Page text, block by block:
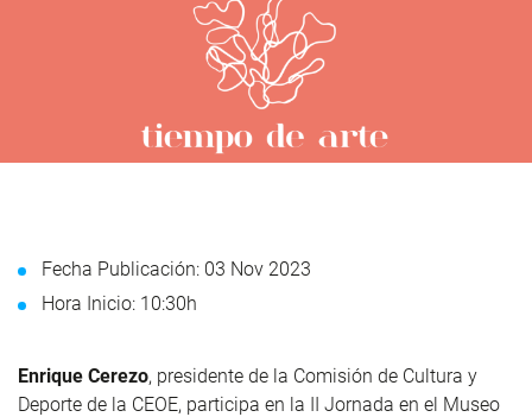
Fecha Publicación: 03 Nov 2023
Hora Inicio: 10:30h
Enrique Cerezo, presidente de la Comisión de Cultura y
Deporte de la CEOE, participa en la II Jornada en el Museo